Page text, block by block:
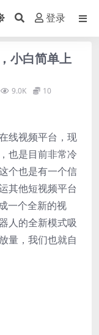
登录
小白简单上
9.0K 10
线视频平台，现
也是目前非常冷
个也是有一个信
其他短视频平台
一个全新的视
人的全新模式吸
量，我们也就自